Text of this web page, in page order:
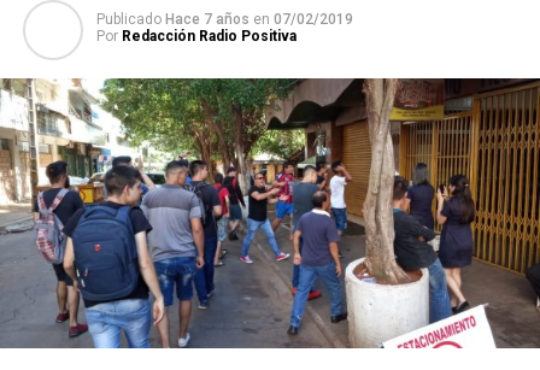
Publicado Hace 7 años en 07/02/2019
Por Redacción Radio Positiva